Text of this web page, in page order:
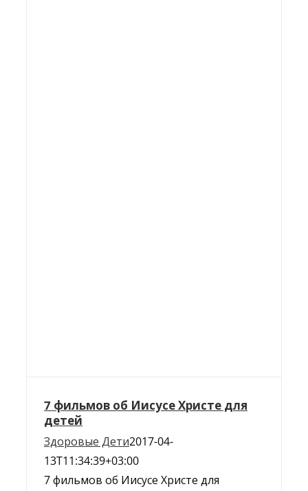
7 фильмов об Иисусе Христе для
детей
Здоровые Дети2017-04-
13T11:34:39+03:00
7 фильмов об Иисусе Христе для